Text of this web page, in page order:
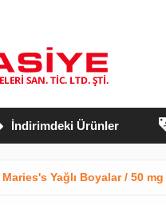
İndirimdeki Ürünler
Maries's Yağlı Boyalar / 50 mg